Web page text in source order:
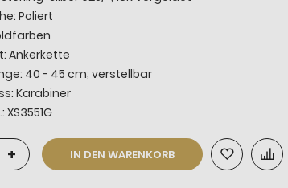
Poliert
Ankerkette
40 - 45 cm; verstellbar
Karabiner
XS3551G
+ IN DEN WARENKORB